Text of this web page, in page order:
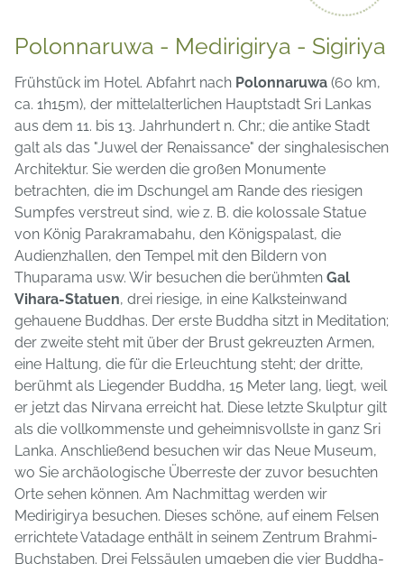
Polonnaruwa - Medirigirya - Sigiriya
Frühstück im Hotel. Abfahrt nach Polonnaruwa (60 km,
ca. 1h15m), der mittelalterlichen Hauptstadt Sri Lankas
aus dem 11. bis 13. Jahrhundert n. Chr.; die antike Stadt
galt als das "Juwel der Renaissance" der singhalesischen
Architektur. Sie werden die großen Monumente
betrachten, die im Dschungel am Rande des riesigen
Sumpfes verstreut sind, wie z. B. die kolossale Statue
von König Parakramabahu, den Königspalast, die
Audienzhallen, den Tempel mit den Bildern von
Thuparama usw. Wir besuchen die berühmten Gal
Vihara-Statuen, drei riesige, in eine Kalksteinwand
gehauene Buddhas. Der erste Buddha sitzt in Meditation;
der zweite steht mit über der Brust gekreuzten Armen,
eine Haltung, die für die Erleuchtung steht; der dritte,
berühmt als Liegender Buddha, 15 Meter lang, liegt, weil
er jetzt das Nirvana erreicht hat. Diese letzte Skulptur gilt
als die vollkommenste und geheimnisvollste in ganz Sri
Lanka. Anschließend besuchen wir das Neue Museum,
wo Sie archäologische Überreste der zuvor besuchten
Orte sehen können. Am Nachmittag werden wir
Medirigirya besuchen. Dieses schöne, auf einem Felsen
errichtete Vatadage enthält in seinem Zentrum Brahmi-
Buchstaben. Drei Felssäulen umgeben die vier Buddha-